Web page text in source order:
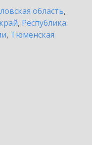
область,
, Республика
, Тюменская